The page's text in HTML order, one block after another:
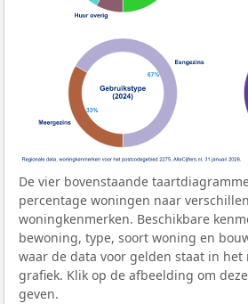
De vier bovenstaande
percentage woningen naar
woningkenmerken. Beschikbare
bewoning, type, soort woning en
waar de data voor gelden staat in het
grafiek. Klik op de afbeelding om
geven.